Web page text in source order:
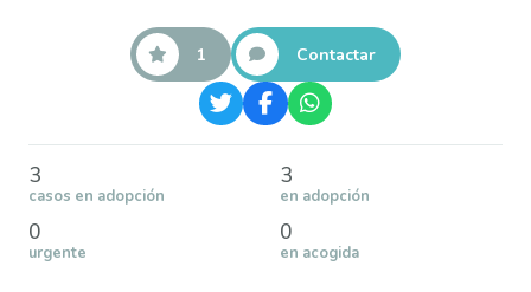
1 Contactar
3
casos en adopción
3
en adopción
0
urgente
0
en acogida